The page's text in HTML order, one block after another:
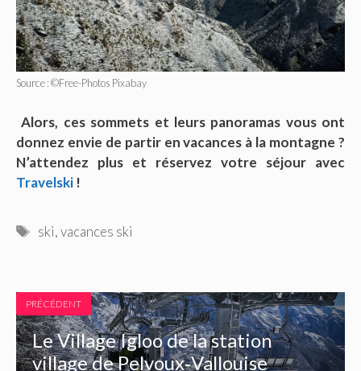
Source : ©Free-Photos Pixabay
Alors, ces sommets et leurs panoramas vous ont
donnez envie de partir en vacances à la montagne ?
N’attendez plus et réservez votre séjour avec
Travelski !
Étiquettes
ski,vacances ski
PRÉCÉDENT
Le Village Igloo de la station
village de Pelvoux‐Vallouise